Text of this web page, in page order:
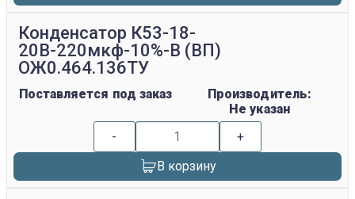
Конденсатор К53-18-
20В-220мкф-10%-В (ВП)
ОЖ0.464.136ТУ
Поставляется под заказ
Производитель:
Не указан
-
+
В корзину